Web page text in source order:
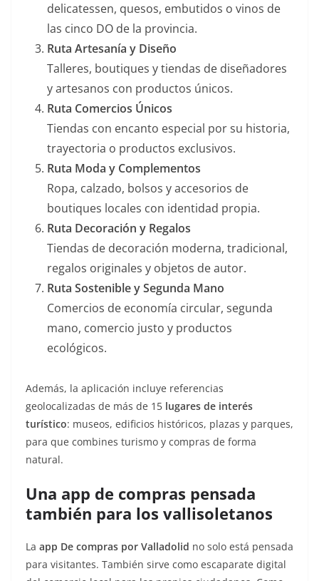
delicatessen, quesos, embutidos o vinos de
las cinco DO de la provincia.
Ruta Artesanía y Diseño
Talleres, boutiques y tiendas de diseñadores
y artesanos con productos únicos.
Ruta Comercios Únicos
Tiendas con encanto especial por su historia,
trayectoria o productos exclusivos.
Ruta Moda y Complementos
Ropa, calzado, bolsos y accesorios de
boutiques locales con identidad propia.
Ruta Decoración y Regalos
Tiendas de decoración moderna, tradicional,
regalos originales y objetos de autor.
Ruta Sostenible y Segunda Mano
Comercios de economía circular, segunda
mano, comercio justo y productos
ecológicos.
Además, la aplicación incluye referencias
geolocalizadas de más de 15 lugares de interés
turístico: museos, edificios históricos, plazas y parques,
para que combines turismo y compras de forma
natural.
Una app de compras pensada
también para los vallisoletanos
La app De compras por Valladolid no solo está pensada
para visitantes. También sirve como escaparate digital